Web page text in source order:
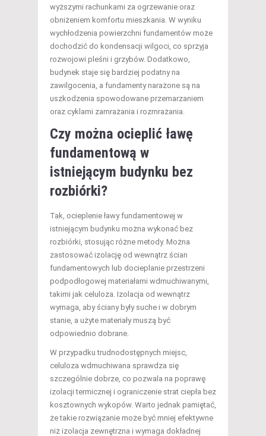
wyższymi rachunkami za ogrzewanie oraz
obniżeniem komfortu mieszkania. W wyniku
wychłodzenia powierzchni fundamentów może
dochodzić do kondensacji wilgoci, co sprzyja
rozwojowi pleśni i grzybów. Dodatkowo,
budynek staje się bardziej podatny na
zawilgocenia, a fundamenty narażone są na
uszkodzenia spowodowane przemarzaniem
oraz cyklami zamrażania i rozmrażania.
Czy można ocieplić ławę
fundamentową w
istniejącym budynku bez
rozbiórki?
Tak, ocieplenie ławy fundamentowej w
istniejącym budynku można wykonać bez
rozbiórki, stosując różne metody. Można
zastosować izolację od wewnątrz ścian
fundamentowych lub docieplanie przestrzeni
podpodłogowej materiałami wdmuchiwanymi,
takimi jak celuloza. Izolacja od wewnątrz
wymaga, aby ściany były suche i w dobrym
stanie, a użyte materiały muszą być
odpowiednio dobrane.
W przypadku trudnodostępnych miejsc,
celuloza wdmuchiwana sprawdza się
szczególnie dobrze, co pozwala na poprawę
izolacji termicznej i ograniczenie strat ciepła bez
kosztownych wykopów. Warto jednak pamiętać,
że takie rozwiązanie może być mniej efektywne
niż izolacja zewnętrzna i wymaga dokładnej